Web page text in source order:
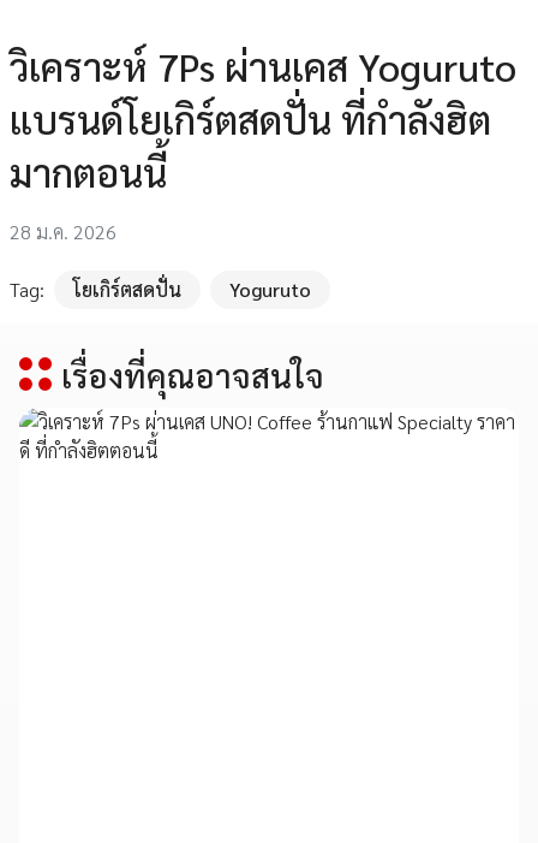
วิเคราะห์ 7Ps ผ่านเคส Yoguruto
แบรนด์โยเกิร์ตสดปั่น ที่กำลังฮิต
มากตอนนี้
28 ม.ค. 2026
Tag: โยเกิร์ตสดปั่น Yoguruto
เรื่องที่คุณอาจสนใจ